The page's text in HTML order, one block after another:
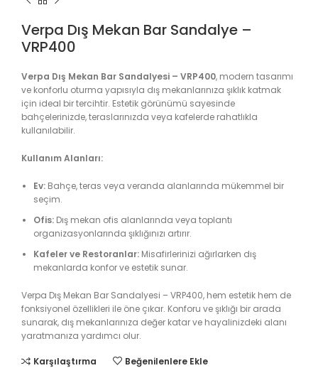
Verpa Dış Mekan Bar Sandalye –
VRP400
Verpa Dış Mekan Bar Sandalyesi – VRP400, modern tasarımı
ve konforlu oturma yapısıyla dış mekanlarınıza şıklık katmak
için ideal bir tercihtir. Estetik görünümü sayesinde
bahçelerinizde, teraslarınızda veya kafelerde rahatlıkla
kullanılabilir.
Kullanım Alanları:
Ev: Bahçe, teras veya veranda alanlarında mükemmel bir
seçim.
Ofis: Dış mekan ofis alanlarında veya toplantı
organizasyonlarında şıklığınızı artırır.
Kafeler ve Restoranlar: Misafirlerinizi ağırlarken dış
mekanlarda konfor ve estetik sunar.
Verpa Dış Mekan Bar Sandalyesi – VRP400, hem estetik hem de
fonksiyonel özellikleri ile öne çıkar. Konforu ve şıklığı bir arada
sunarak, dış mekanlarınıza değer katar ve hayalinizdeki alanı
yaratmanıza yardımcı olur.
Karşılaştırma Beğenilenlere Ekle